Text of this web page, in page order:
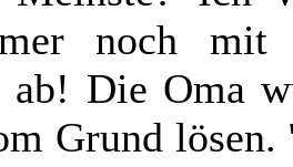
noch
ab! Die Oma
Grund